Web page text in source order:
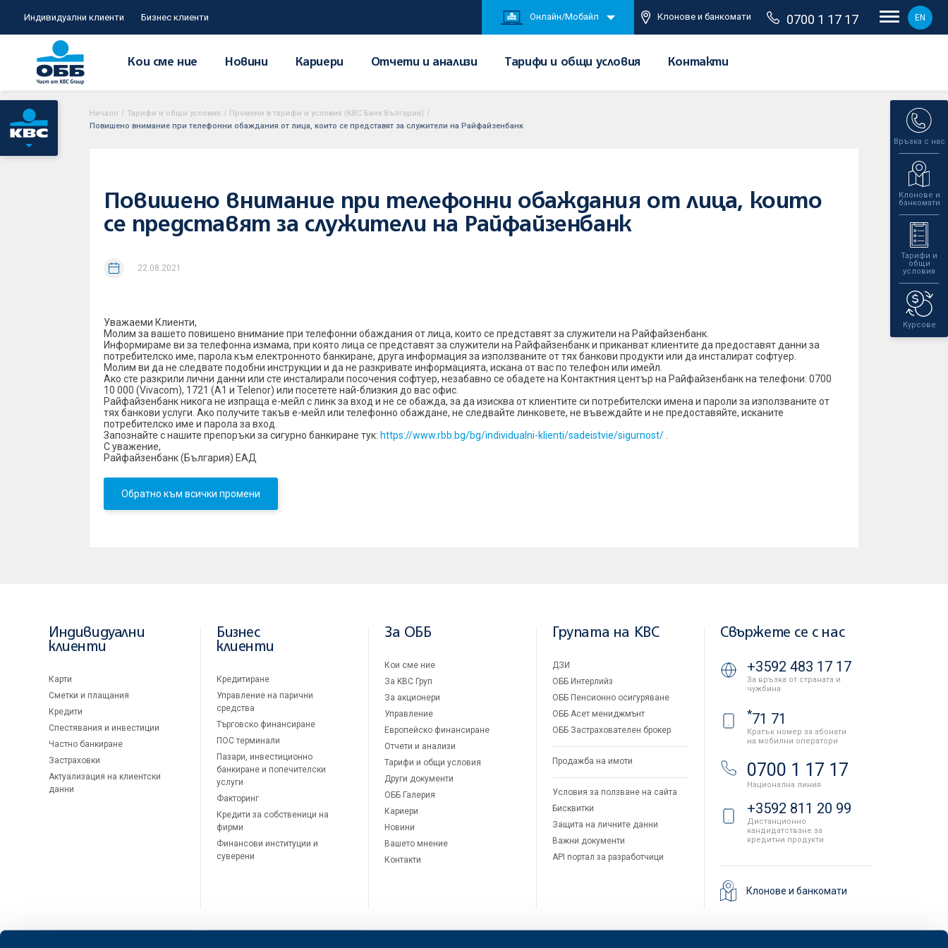
Индивидуални клиенти Бизнес клиенти Онлайн/Мобайл Клонове и банкомати 0700 1 17 17 EN
Кои сме ние Новини Кариери Отчети и анализи Тарифи и общи условия Контакти
Връзка с нас
Клонове и
банкомати
Тарифи и
общи
условия
Курсове
Начало / Тарифи и общи условия / Промени в тарифи и условия (KBC Банк България) /
Повишено внимание при телефонни обаждания от лица, които се представят за служители на Райфайзенбанк
Повишено внимание при телефонни обаждания от лица, които
се представят за служители на Райфайзенбанк
22.08.2021
Уважаеми Клиенти,
Молим за вашето повишено внимание при телефонни обаждания от лица, които се представят за служители на Райфайзенбанк.
Информираме ви за телефонна измама, при която лица се представят за служители на Райфайзенбанк и приканват клиентите да предоставят данни за
потребителско име, парола към електронното банкиране, друга информация за използваните от тях банкови продукти или да инсталират софтуер.
Молим ви да не следвате подобни инструкции и да не разкривате информацията, искана от вас по телефон или имейл.
Ако сте разкрили лични данни или сте инсталирали посочения софтуер, незабавно се обадете на Контактния център на Райфайзенбанк на телефони: 0700
10 000 (Vivacom), 1721 (A1 и Telenor) или посетете най-близкия до вас офис.
Райфайзенбанк никога не изпраща е-мейл с линк за вход и не се обажда, за да изисква от клиентите си потребителски имена и пароли за използваните от
тях банкови услуги. Ако получите такъв е-мейл или телефонно обаждане, не следвайте линковете, не въвеждайте и не предоставяйте, исканите
потребителско име и парола за вход.
Запознайте с нашите препоръки за сигурно банкиране тук: https://www.rbb.bg/bg/individualni-klienti/sadeistvie/sigurnost/
С уважение,
Райфайзенбанк (България) ЕАД
Обратно към всички промени
Индивидуални
клиенти
Карти
Сметки и плащания
Кредити
Спестявания и инвестиции
Частно банкиране
Застраховки
Актуализация на клиентски
данни
Бизнес
клиенти
Кредитиране
Управление на парични
средства
Търговско финансиране
ПОС терминали
Пазари, инвестиционно
банкиране и попечителски
услуги
Факторинг
Кредити за собственици на
фирми
Финансови институции и
суверени
За ОББ
Кои сме ние
За KBC Груп
За акционери
Управление
Европейско финансиране
Отчети и анализи
Тарифи и общи условия
Други документи
ОББ Галерия
Кариери
Новини
Вашето мнение
Контакти
Групата на KBC
ДЗИ
ОББ Интерлийз
ОББ Пенсионно осигуряване
ОББ Асет мениджмънт
ОББ Застрахователен брокер
Продажба на имоти
Условия за ползване на сайта
Бисквитки
Защита на личните данни
Важни документи
API портал за разработчици
Свържете се с нас
+3592 483 17 17
За връзка от страната и
чужбина
*71 71
Кратък номер за абонати
на мобилни оператори
0700 1 17 17
Национална линия
+3592 811 20 99
Дистанционно
кандидатстване за
кредитни продукти
Клонове и банкомати